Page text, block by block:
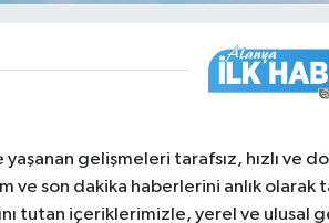
gelişmeleri tarafsız, hızlı
ve son dakika haberlerini anlık
tutan içeriklerimizle, yerel ve